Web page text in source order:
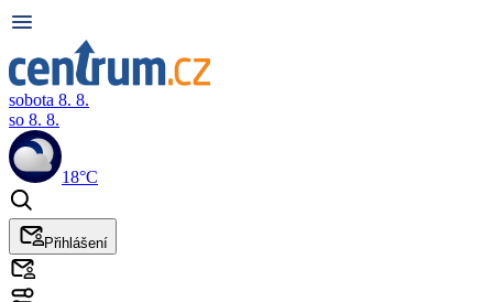
sobota 8. 8.
so 8. 8.
18°C
Přihlášení